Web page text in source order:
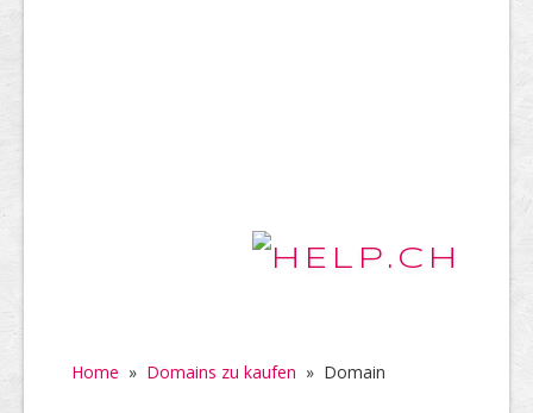
Home » Domains zu kaufen » Domain